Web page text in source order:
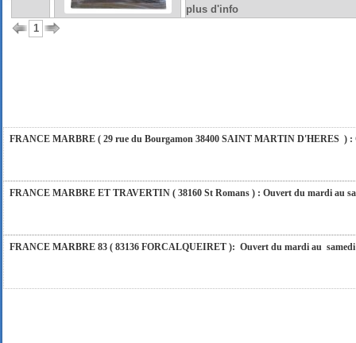
plus d'info
1
FRANCE MARBRE 84 ( 84600 VALREAS ): Ouvert du mardi au samedi inclus de
FRANCE MARBRE ( 29 rue du Bourgamon 38400 SAINT MARTIN D'HERES ) :
FRANCE MARBRE ET TRAVERTIN ( 38160 St Romans ) : Ouvert du mardi au
FRANCE MARBRE 83 ( 83136 FORCALQUEIRET ): Ouvert du mardi au samedi